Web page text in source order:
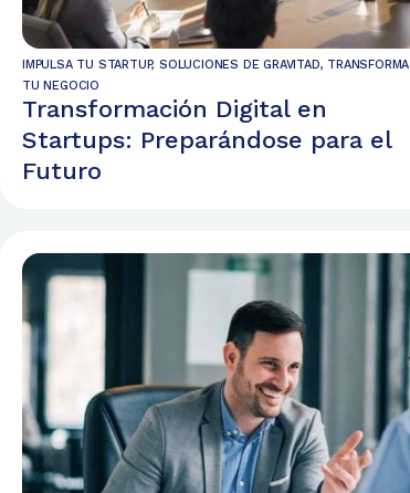
IMPULSA TU STARTUP,SOLUCIONES DE GRAVITAD, TRANSFORMA
TU NEGOCIO
Transformación Digital en
Startups: Preparándose para el
Futuro